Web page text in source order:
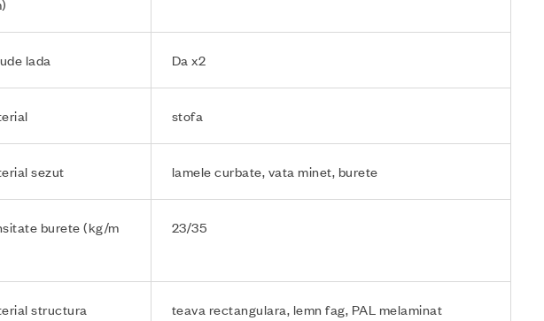
lada Da x2
stofa
sezut lamele curbate, vata minet, burete
burete (kg/m
23/35
structura teava rectangulara, lemn fag, PAL melaminat